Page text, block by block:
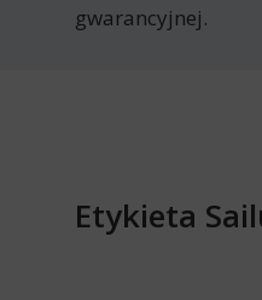
gwarancyjnej.
Etykieta